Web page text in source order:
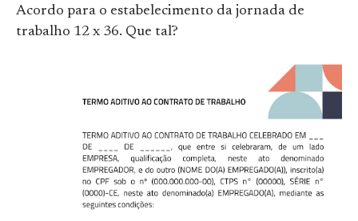
Acordo para o estabelecimento da jornada de
trabalho 12 x 36. Que tal?